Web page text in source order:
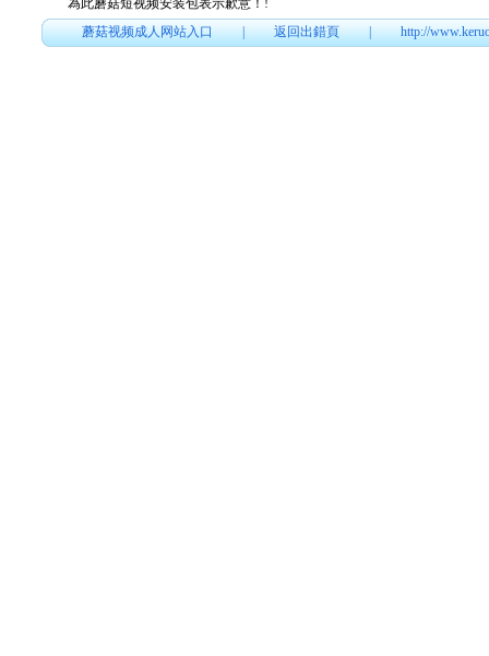
為此蘑菇短视频安装包表示歉意！ !
蘑菇视频成人网站入口|返回出錯頁|http://